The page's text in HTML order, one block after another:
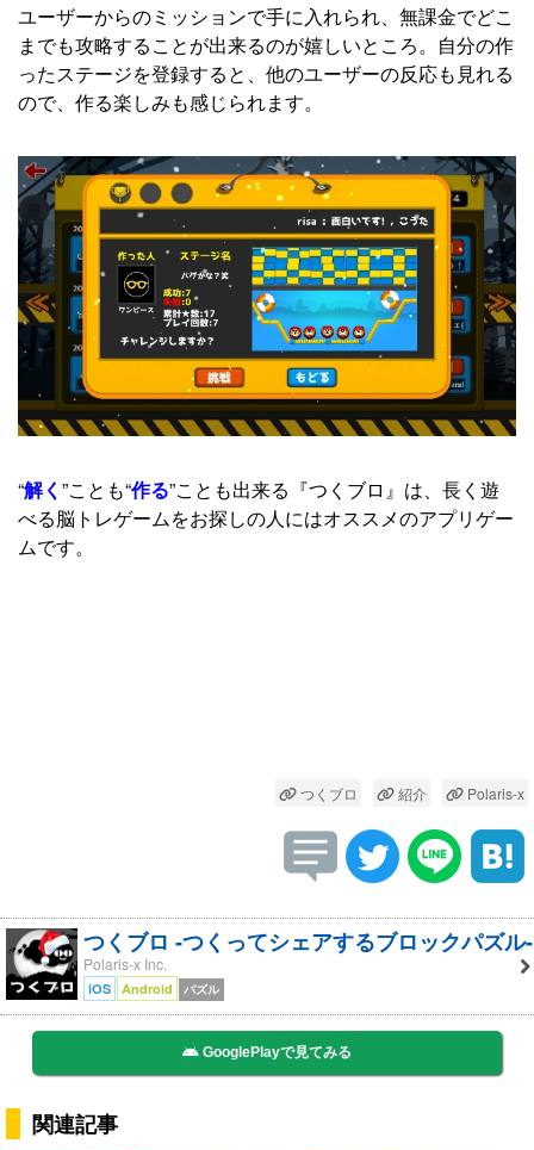
ユーザーからのミッションで手に入れられ、無課金でどこ
までも攻略することが出来るのが嬉しいところ。自分の作
ったステージを登録すると、他のユーザーの反応も見れる
ので、作る楽しみも感じられます。
“解く ”ことも“作る”ことも出来る『つくブロ』は、長く遊
べる脳トレゲームをお探しの人にはオススメのアプリゲー
ムです。
つくブロ 紹介 Polaris-x
つくブロ -つくってシェアするブロックパズル-
Polaris-x Inc.
iOS Android パズル
GooglePlayで見てみる
関連記事